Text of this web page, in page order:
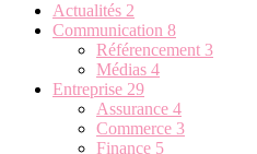
Actualités 2
Communication 8
Référencement 3
Médias 4
Entreprise 29
Assurance 4
Commerce 3
Finance 5